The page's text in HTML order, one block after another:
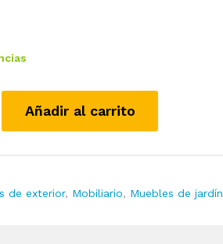
Añadir al carrito
de exterior, Mobiliario, Muebles de jardín